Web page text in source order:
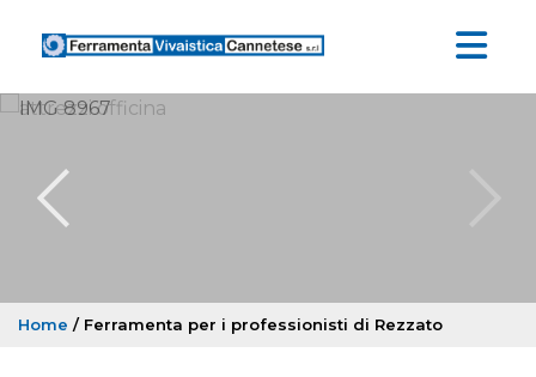
Home / Ferramenta per i professionisti di Rezzato